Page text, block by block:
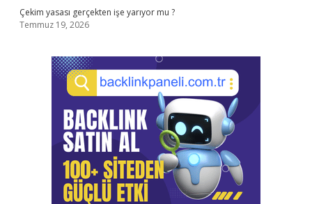
Çekim yasası gerçekten işe yarıyor mu ?
Temmuz 19, 2026